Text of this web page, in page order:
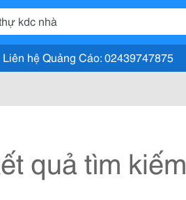
Liên hệ Quảng Cáo: 02439747875
quả tìm kiếm